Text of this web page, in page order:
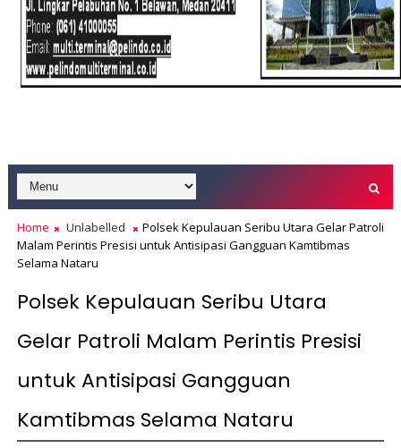
Home Unlabelled
Polsek Kepulauan Seribu Utara Gelar Patroli
Malam Perintis Presisi untuk Antisipasi Gangguan Kamtibmas
Selama Nataru
Polsek Kepulauan Seribu Utara
Gelar Patroli Malam Perintis Presisi
untuk Antisipasi Gangguan
Kamtibmas Selama Nataru